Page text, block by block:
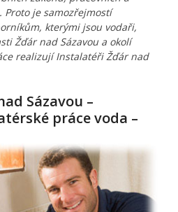
je samozřejmostí
kterými jsou vodaři,
Žďár nad Sázavou a okolí
realizují Instalatéři Žďár nad
Sázavou –
práce voda –